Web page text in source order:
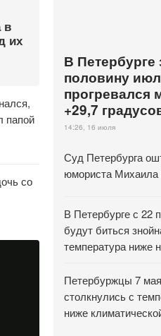
в
их
папой
со
В
половину
прогревался
+29,7
14:26, 16 июля
Суд Петербурга
юмориста
В Петербурге с 22
будут биться
температура ниже
Петербуржцы 7 мая
столкнулись с
ниже